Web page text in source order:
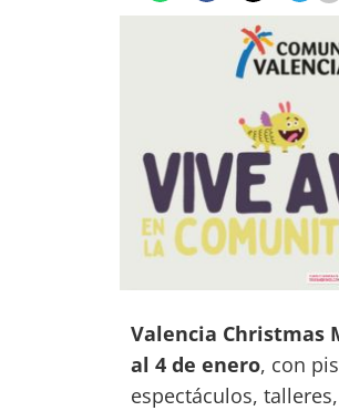
Valencia Christmas
al 4 de enero, con
espectáculos,